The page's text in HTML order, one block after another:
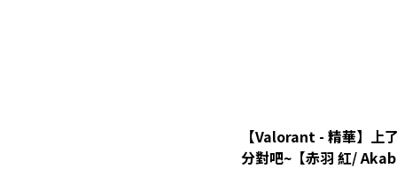
【Valorant - 精華】上
分對吧~【赤羽 紅/